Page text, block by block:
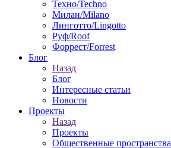
Техно/Techno
Милан/Milano
Линготто/Lingotto
Руф/Roof
Форрест/Forrest
Блог
Назад
Блог
Интересные статьи
Новости
Проекты
Назад
Проекты
Общественные пространства